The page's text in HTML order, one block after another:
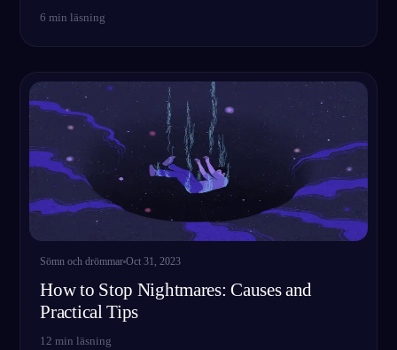
6 min läsning
Sömn och drömmar Oct 31, 2023
How to Stop Nightmares: Causes and
Practical Tips
12 min läsning